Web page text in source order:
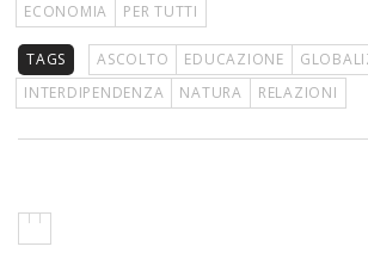
ECONOMIA
PER TUTTI
TAGS ASCOLTO EDUCAZIONE
INTERDIPENDENZA
NATURA RELAZIONI